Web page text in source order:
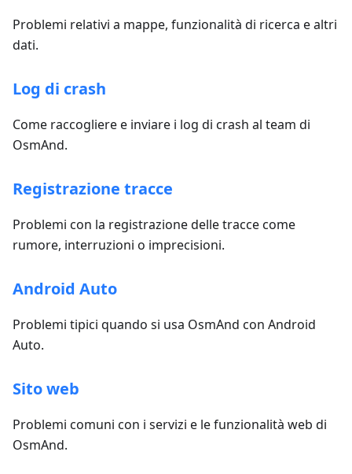
Problemi relativi a mappe, funzionalità di ricerca e altri
dati.
Log di crash
Come raccogliere e inviare i log di crash al team di
OsmAnd.
Registrazione tracce
Problemi con la registrazione delle tracce come
rumore, interruzioni o imprecisioni.
Android Auto
Problemi tipici quando si usa OsmAnd con Android
Auto.
Sito web
Problemi comuni con i servizi e le funzionalità web di
OsmAnd.